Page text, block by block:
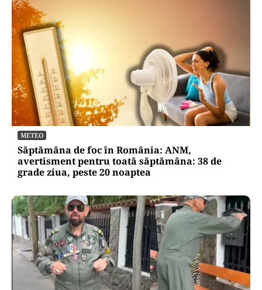
METEO
Săptămâna de foc în România: ANM,
avertisment pentru toată săptămâna: 38 de
grade ziua, peste 20 noaptea